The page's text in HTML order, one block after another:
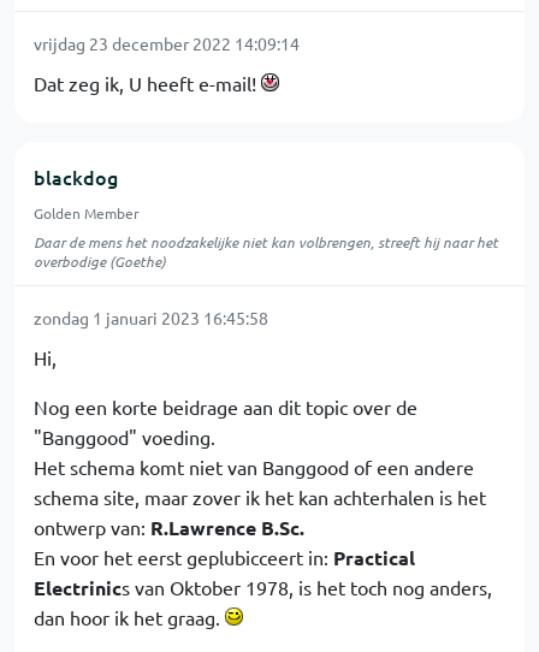
vrijdag 23 december 2022 14:09:14
Dat zeg ik, U heeft e-mail!
blackdog
Golden Member
Daar de mens het noodzakelijke niet kan volbrengen, streeft hij naar het
overbodige (Goethe)
zondag 1 januari 2023 16:45:58
Hi,
Nog een korte beidrage aan dit topic over de
"Banggood" voeding.
Het schema komt niet van Banggood of een andere
schema site, maar zover ik het kan achterhalen is het
ontwerp van: R.Lawrence B.Sc.
En voor het eerst geplubicceert in: Practical
Electrinics van Oktober 1978, is het toch nog anders,
dan hoor ik het graag.